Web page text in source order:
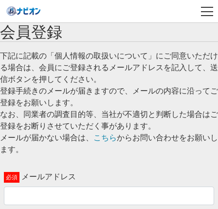
会員登録
下記に記載の「個人情報の取扱いについて」にご同意いただけ
る場合は、会員にご登録されるメールアドレスを記入して、送
信ボタンを押してください。
登録手続きのメールが届きますので、メールの内容に沿ってご
登録をお願いします。
なお、同業者の調査目的等、当社が不適切と判断した場合はご
登録をお断りさせていただく事があります。
メールが届かない場合は、 こちらからお問い合わせをお願いし
ます。
メールアドレス